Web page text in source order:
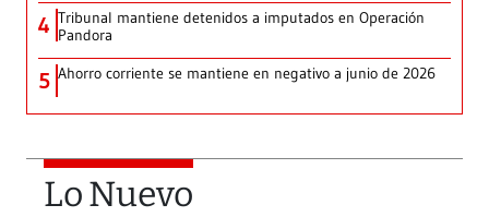
4 Tribunal mantiene detenidos a imputados en Operación
Pandora
5 Ahorro corriente se mantiene en negativo a junio de 2026
Lo Nuevo